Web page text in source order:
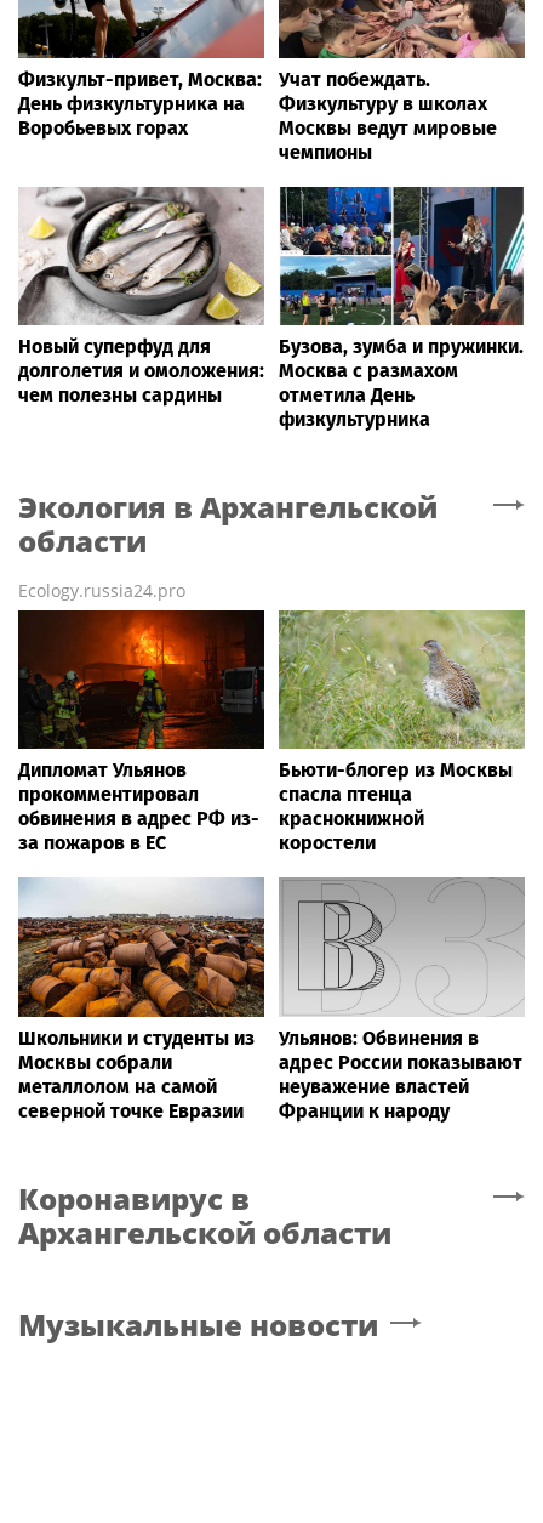
Физкульт-привет, Москва:
День физкультурника на
Воробьевых горах
Учат побеждать.
Физкультуру в школах
Москвы ведут мировые
чемпионы
Новый суперфуд для
долголетия и омоложения:
чем полезны сардины
Бузова, зумба и пружинки.
Москва с размахом
отметила День
физкультурника
Экология в Архангельской
области
Ecology.russia24.pro
Дипломат Ульянов
прокомментировал
обвинения в адрес РФ из-
за пожаров в ЕС
Бьюти-блогер из Москвы
спасла птенца
краснокнижной
коростели
Школьники и студенты из
Москвы собрали
металлолом на самой
северной точке Евразии
Ульянов: Обвинения в
адрес России показывают
неуважение властей
Франции к народу
Коронавирус в
Архангельской области
Музыкальные новости